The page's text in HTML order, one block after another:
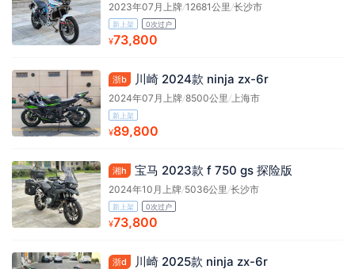
2023年07月上牌/12681公里/长沙市
新上架 0次过户
¥73,800
浙b 川崎 2024款 ninja zx-6r
2024年07月上牌/8500公里/上海市
新上架
¥89,800
湘h 宝马 2023款 f 750 gs 探险版
2024年10月上牌/5036公里/长沙市
新上架 0次过户
¥73,800
浙d 川崎 2025款 ninja zx-6r